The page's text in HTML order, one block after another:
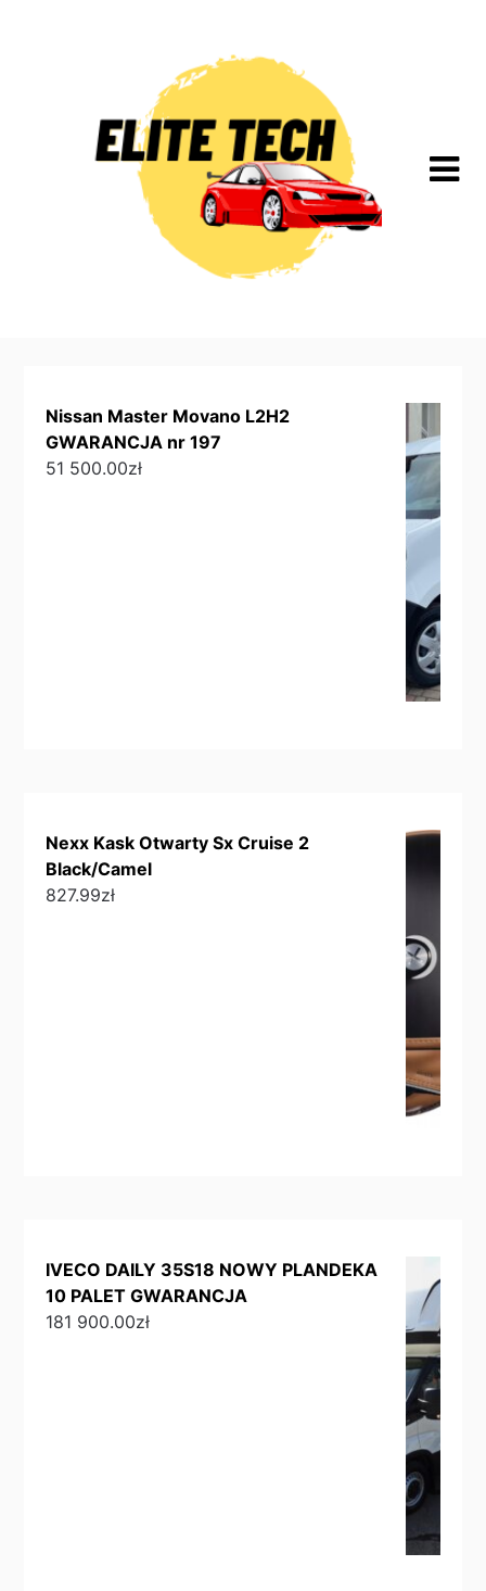
Nissan Master Movano L2H2
GWARANCJA nr 197
51 500.00zł
Nexx Kask Otwarty Sx Cruise 2
Black/Camel
827.99zł
IVECO DAILY 35S18 NOWY PLANDEKA
10 PALET GWARANCJA
181 900.00zł